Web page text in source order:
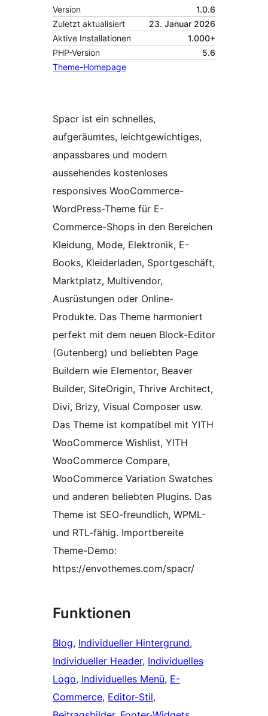
Version
1.0.6
Zuletzt aktualisiert
23. Januar 2026
Aktive Installationen
1.000+
PHP-Version
5.6
Theme-Homepage
Spacr ist ein schnelles,
aufgeräumtes, leichtgewichtiges,
anpassbares und modern
aussehendes kostenloses
responsives WooCommerce-
WordPress-Theme für E-
Commerce-Shops in den Bereichen
Kleidung, Mode, Elektronik, E-
Books, Kleiderladen, Sportgeschäft,
Marktplatz, Multivendor,
Ausrüstungen oder Online-
Produkte. Das Theme harmoniert
perfekt mit dem neuen Block-Editor
(Gutenberg) und beliebten Page
Buildern wie Elementor, Beaver
Builder, SiteOrigin, Thrive Architect,
Divi, Brizy, Visual Composer usw.
Das Theme ist kompatibel mit YITH
WooCommerce Wishlist, YITH
WooCommerce Compare,
WooCommerce Variation Swatches
und anderen beliebten Plugins. Das
Theme ist SEO-freundlich, WPML-
und RTL-fähig. Importbereite
Theme-Demo:
https://envothemes.com/spacr/
Funktionen
Blog, Individueller Hintergrund
Individueller Header, Individuelles
Logo, Individuelles Menü, E-
Commerce, Editor-Stil